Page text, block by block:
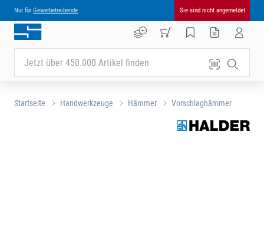
Nur für Gewerbetreibende Sie sind nicht angemeldet
Jetzt über 450.000 Artikel finden
Startseite Handwerkzeuge Hämmer Vorschlaghämmer